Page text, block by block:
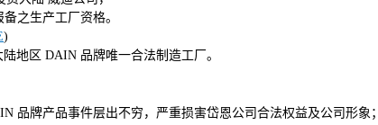
之生产工厂资格。
)
区 DAIN 品牌唯一合法制造工厂。
品牌产品事件层出不穷，严重损害岱恩公司合法权益及公司形象；